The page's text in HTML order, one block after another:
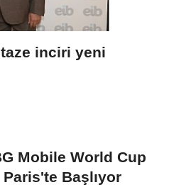
inciri yeni
Mobile World Cup
Paris'te Başlıyor